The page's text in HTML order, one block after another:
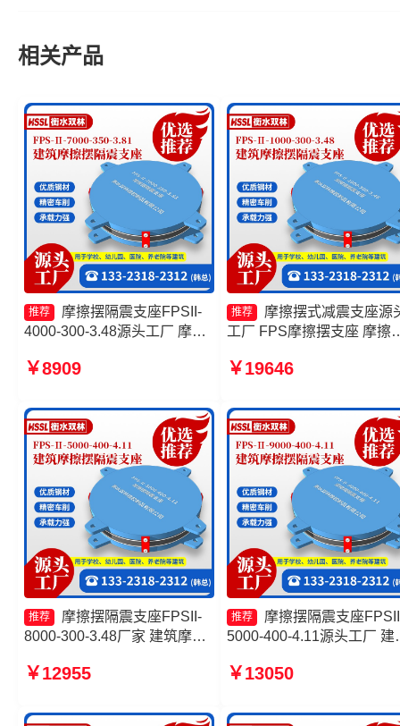
相关产品
推荐
摩擦摆隔震支座FPSII-
4000-300-3.48源头工厂 摩擦
3.81厂家 摩擦摆隔震支座
家 建筑摩擦隔震支座价格
￥8909
推荐
摩擦摆式减震支座源
工厂 FPS摩擦摆支座 摩擦
3.48厂家 建筑隔震摩擦摆
￥19646
推荐
摩擦摆隔震支座FPSII-
8000-300-3.48厂家 建筑摩擦
隔震支座FPSII-9000-400-
FPSII-5000-400-4.11厂家
￥12955
推荐
摩擦摆隔震支座
5000-400-4.11源头工厂 建
支座-15.0ZX支座的生产厂
家
￥13050